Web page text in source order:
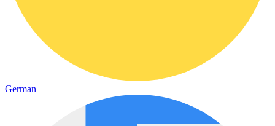
German